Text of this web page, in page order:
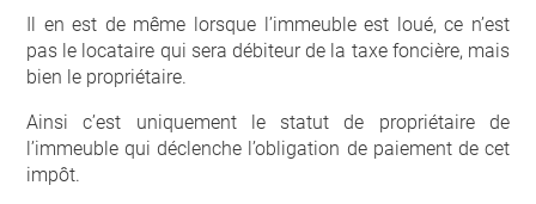
Il en est de même lorsque l’immeuble est loué, ce n’est
pas le locataire qui sera débiteur de la taxe foncière, mais
bien le propriétaire.
Ainsi c’est uniquement le statut de propriétaire de
l’immeuble qui déclenche l’obligation de paiement de cet
impôt.